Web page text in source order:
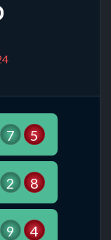
7 5
2 8
9 4